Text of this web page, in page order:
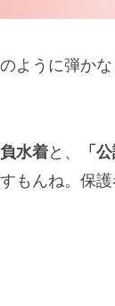
ように弾か
水着と、
「
もんね。保